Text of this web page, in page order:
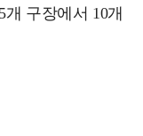
구장에서 10개